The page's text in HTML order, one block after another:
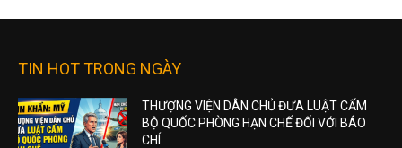
TIN HOT TRONG NGÀY
THƯỢNG VIỆN DÂN CHỦ ĐƯA LUẬT CẤM
BỘ QUỐC PHÒNG HẠN CHẾ ĐỐI VỚI BÁO
CHÍ